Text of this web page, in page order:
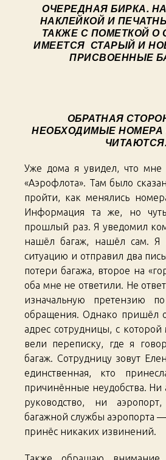
ОЧЕРЕДНАЯ БИРКА.
НАКЛЕЙКОЙ И
ТАКЖЕ С ПОМЕТКОЙ О
ИМЕЕТСЯ СТАРЫЙ И
ПРИСВОЕННЫЕ
ОБРАТНАЯ
НЕОБХОДИМЫЕ НОМЕРА
Уже дома я увидел, что мне
«Аэрофлота». Там было
пройти, как менялись
Информация та же, но
прошлый раз. Я уведомил
нашёл багаж, нашёл сам. Я
ситуацию и отправил два
потери багажа, второе на
оба мне не ответили. Не
изначальную претензию
обращения. Однако пришёл
адрес сотрудницы, с
вели переписку, где я
багаж. Сотрудницу зовут
единственная, кто
причинённые неудобства. Ни
руководство, ни
багажной службы аэропорта
принёс никаких извинений.